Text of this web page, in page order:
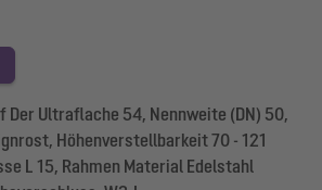
Der Ultraflache 54, Nennweite (DN) 50,
Höhenverstellbarkeit 70 - 121
L 15, Rahmen Material Edelstahl